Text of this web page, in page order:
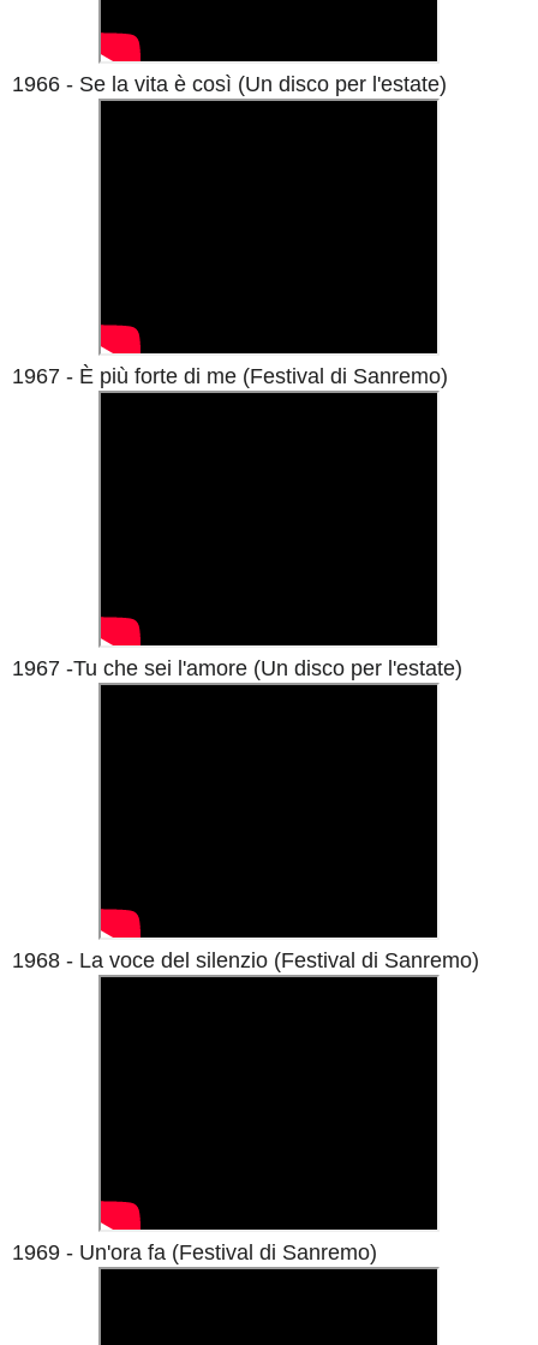
1966 - Se la vita è così (Un disco per l'estate)
1967 - È più forte di me (Festival di Sanremo)
1967 -Tu che sei l'amore (Un disco per l'estate)
1968 - La voce del silenzio (Festival di Sanremo)
1969 - Un'ora fa (Festival di Sanremo)